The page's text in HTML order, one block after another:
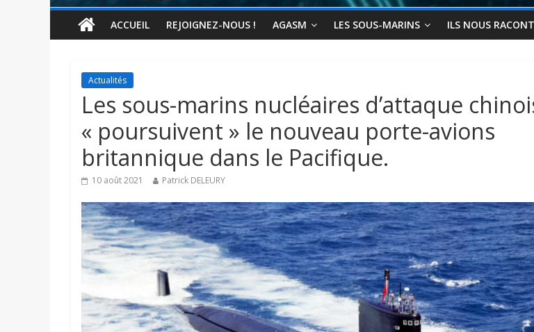
ACCUEIL REJOIGNEZ-NOUS ! AGASM LES SOUS-MARINS ILS NOUS
Actualités
Les sous-marins nucléaires d’attaque
« poursuivent » le nouveau porte-avions
britannique dans le Pacifique.
10 août 2021 Patrick DELEURY